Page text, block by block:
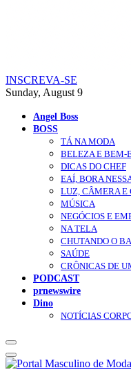
INSCREVA-SE
Sunday, August 9
Angel Boss
BOSS
TÁ NA MODA
BELEZA E BEM-
DICAS DO CHEF
EAÍ, BORA
LUZ, CÂMERA E
MÚSICA
NEGÓCIOS E
NA TELA
CHUTANDO O
SAÚDE
CRÔNICAS DE
PODCAST
prnewswire
Dino
NOTÍCIAS